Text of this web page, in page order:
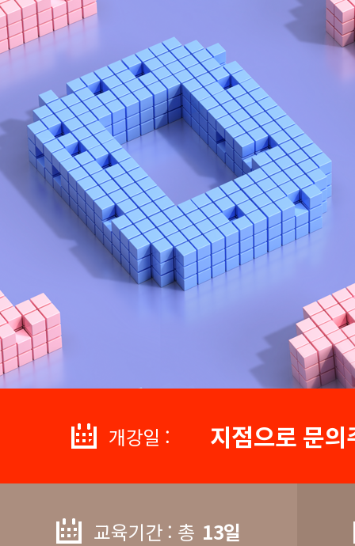
개강일 : 지점으로 문
교육기간 : 총 13일